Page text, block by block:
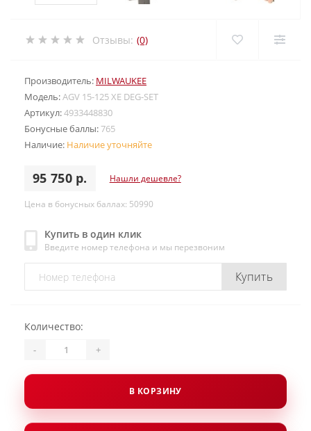
Отзывы: (0)
Производитель: MILWAUKEE
Модель:AGV 15-125 XE DEG-SET
Артикул:4933448830
Бонусные баллы:765
Наличие: Наличие уточняйте
95 750 р. Нашли дешевле?
Цена в бонусных баллах: 50990
Купить в один клик
Введите номер телефона и мы перезвоним
Купить
Количество:
- +
В КОРЗИНУ